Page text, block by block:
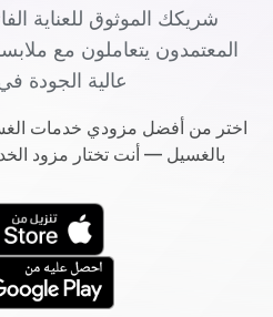
شريكك الموثوق للعناية
المعتمدون يتعاملون مع
عالية الجودة
اختر من أفضل مزودي خدمات
بالغسيل — أنت تختار مزود